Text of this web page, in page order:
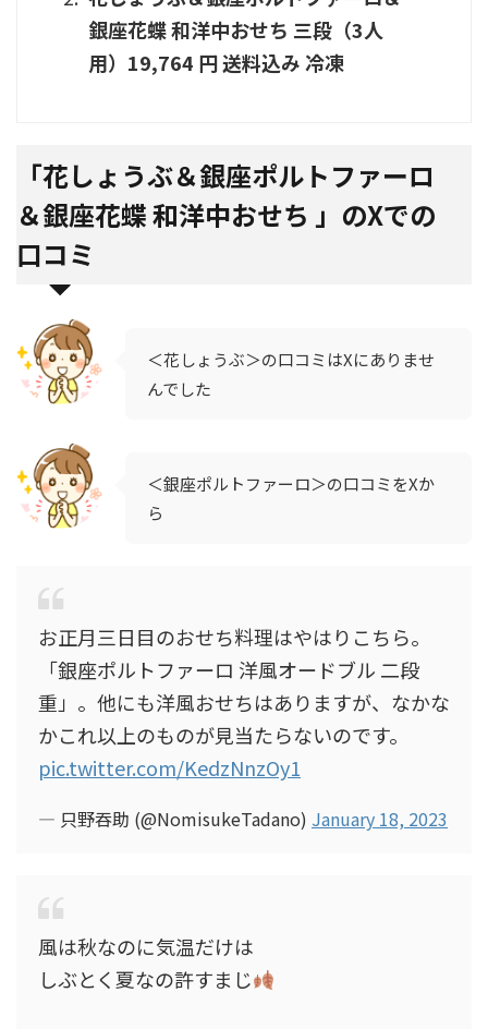
銀座花蝶 和洋中おせち 三段（3人
用）19,764 円 送料込み 冷凍
「花しょうぶ＆銀座ポルトファーロ
＆銀座花蝶 和洋中おせち 」のXでの
口コミ
＜花しょうぶ＞の口コミはXにありませ
んでした
＜銀座ポルトファーロ＞の口コミをXか
ら
お正月三日目のおせち料理はやはりこちら。
「銀座ポルトファーロ 洋風オードブル 二段
重」。他にも洋風おせちはありますが、なかな
かこれ以上のものが見当たらないのです。
pic.twitter.com/KedzNnzOy1
— 只野吞助 (@NomisukeTadano) January 18, 2023
風は秋なのに気温だけは
しぶとく夏なの許すまじ